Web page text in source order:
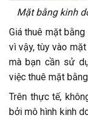
Mặt bằng kinh
Giá thuê mặt
vì vậy, tùy vào
mà bạn cần sử
việc thuê mặt
Trên thực tế,
bởi mô hình kinh